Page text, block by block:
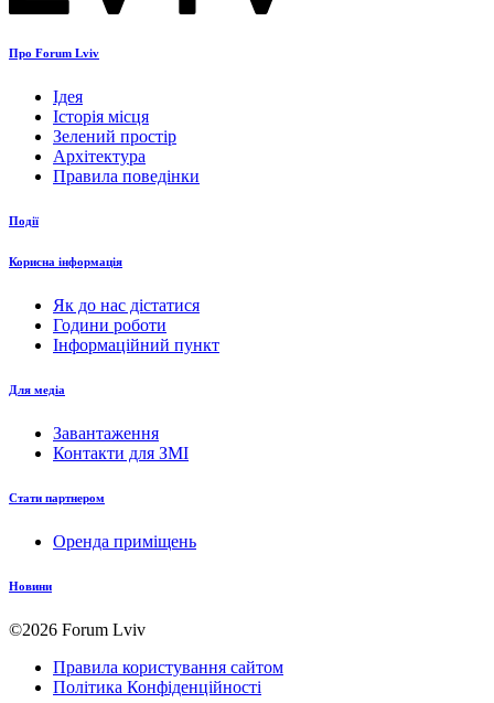
Про Forum Lviv
Ідея
Історія місця
Зелений простір
Архітектура
Правила поведінки
Події
Корисна інформація
Як до нас дістатися
Години роботи
Інформаційний пункт
Для медіа
Завантаження
Контакти для ЗМІ
Стати партнером
Оренда приміщень
Новини
©2026 Forum Lviv
Правила користування сайтом
Політика Конфіденційності